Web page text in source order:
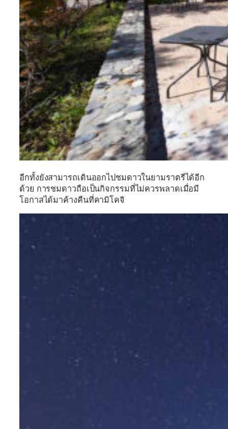
อีกทั้งยังสามารถเดินออกไปชมดาวในยามราตรีได้อีก
ด้วย การชมดาวถือเป็นกิจกรรมที่ไม่ควรพลาดเมื่อมี
โอกาสได้มาค้างคืนที่คามิโคจิ